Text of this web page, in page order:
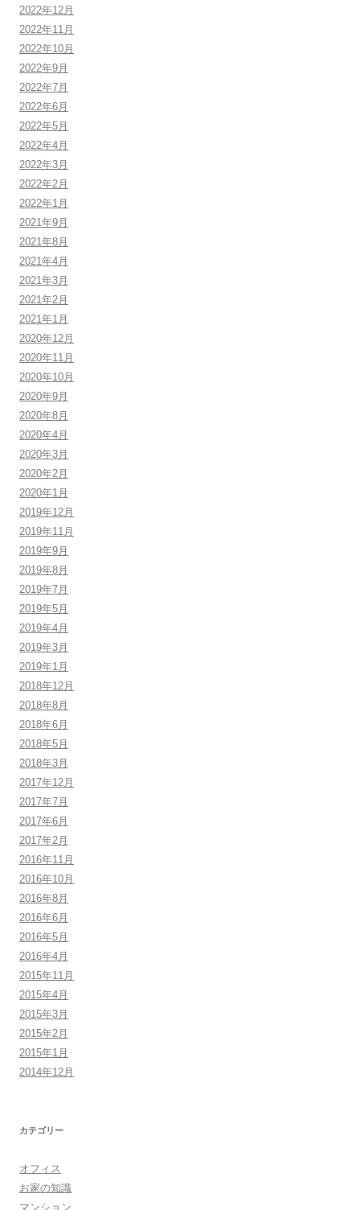
2022年12月
2022年11月
2022年10月
2022年9月
2022年7月
2022年6月
2022年5月
2022年4月
2022年3月
2022年2月
2022年1月
2021年9月
2021年8月
2021年4月
2021年3月
2021年2月
2021年1月
2020年12月
2020年11月
2020年10月
2020年9月
2020年8月
2020年4月
2020年3月
2020年2月
2020年1月
2019年12月
2019年11月
2019年9月
2019年8月
2019年7月
2019年5月
2019年4月
2019年3月
2019年1月
2018年12月
2018年8月
2018年6月
2018年5月
2018年3月
2017年12月
2017年7月
2017年6月
2017年2月
2016年11月
2016年10月
2016年8月
2016年6月
2016年5月
2016年4月
2015年11月
2015年4月
2015年3月
2015年2月
2015年1月
2014年12月
カテゴリー
オフィス
お家の知識
マンション